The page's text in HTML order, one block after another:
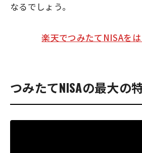
なるでしょう。
楽天でつみたてNISAを
つみたてNISAの最大の